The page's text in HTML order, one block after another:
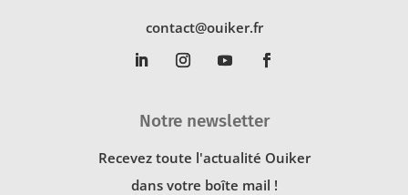
contact@ouiker.fr
Notre newsletter
Recevez toute l'actualité Ouiker
dans votre boîte mail !